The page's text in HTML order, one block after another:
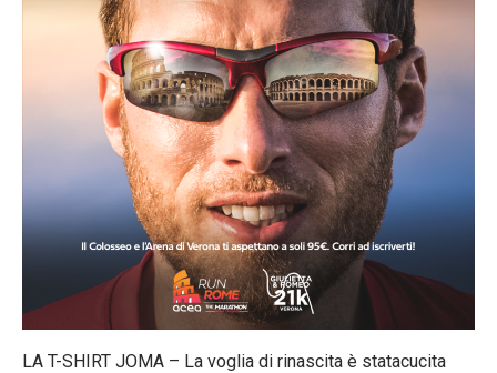
LA T-SHIRT JOMA – La voglia di rinascita è statacucita